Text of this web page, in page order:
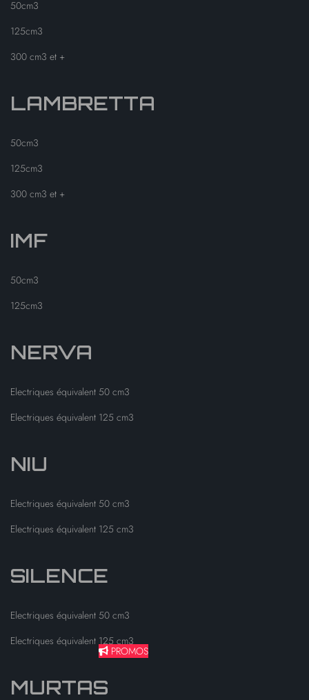
50cm3
125cm3
300 cm3 et +
LAMBRETTA
50cm3
125cm3
300 cm3 et +
IMF
50cm3
125cm3
NERVA
Electriques équivalent 50 cm3
Electriques équivalent 125 cm3
NIU
Electriques équivalent 50 cm3
Electriques équivalent 125 cm3
SILENCE
Electriques équivalent 50 cm3
Electriques équivalent 125 cm3
MURTAS
PROMOS